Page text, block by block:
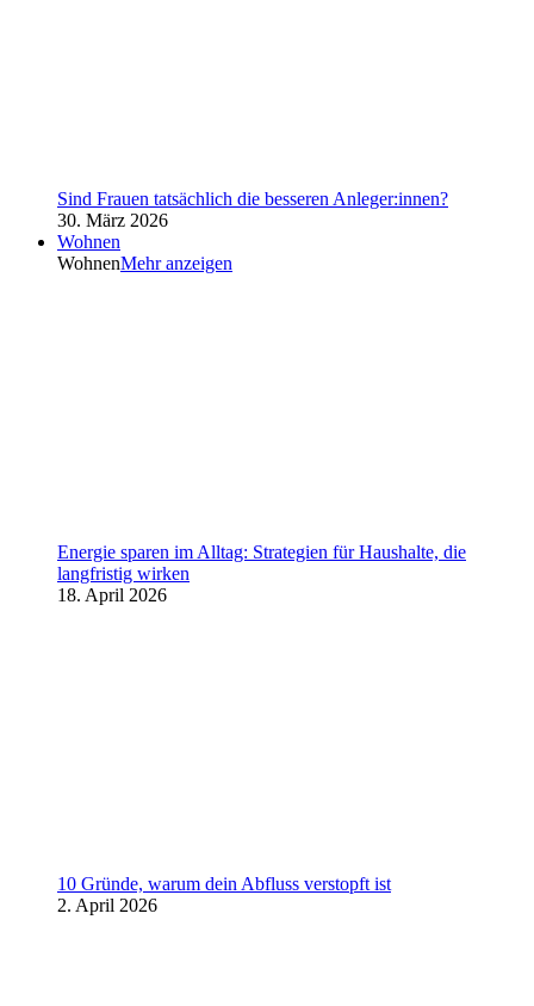
Sind Frauen tatsächlich die besseren Anleger:innen?
30. März 2026
Wohnen
WohnenMehr anzeigen
Energie sparen im Alltag: Strategien für Haushalte, die
langfristig wirken
18. April 2026
10 Gründe, warum dein Abfluss verstopft ist
2. April 2026